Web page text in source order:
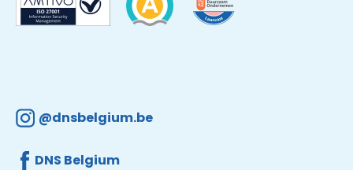
@dnsbelgium.be
DNS Belgium